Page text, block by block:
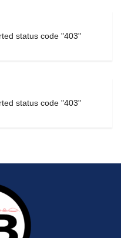
status code "403"
status code "403"